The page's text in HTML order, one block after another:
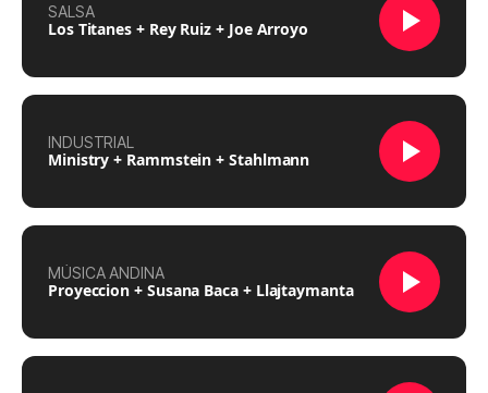
SALSA
Los Titanes + Rey Ruiz + Joe Arroyo
INDUSTRIAL
Ministry + Rammstein + Stahlmann
MÚSICA ANDINA
Proyeccion + Susana Baca + Llajtaymanta